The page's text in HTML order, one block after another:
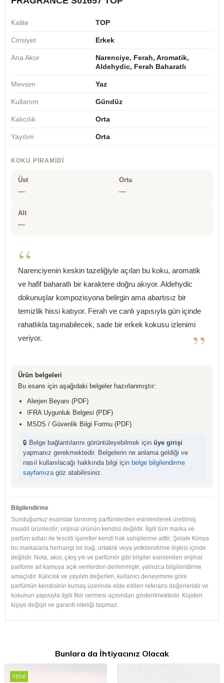
Kalite TOP
Cinsiyet Erkek
Ana Akor
Narenciye, Ferah, Aromatik,
Aldehydic, Ferah Baharatlı
Mevsim Yaz
Kullanım Gündüz
Kalıcılık Orta
Yayılım Orta
KOKU PIRAMIDI
Üst
—
Orta
—
Alt
—
“
Narenciyenin keskin tazeliğiyle açılan bu koku, aromatik
ve hafif baharatlı bir karaktere doğru akıyor. Aldehydic
dokunuşlar kompozisyona belirgin ama abartısız bir
temizlik hissi katıyor. Ferah ve canlı yapısıyla gün içinde
rahatlıkla taşınabilecek, sade bir erkek kokusu izlenimi
veriyor.
”
Ürün belgeleri
Bu esans için aşağıdaki belgeler hazırlanmıştır:
Alerjen Beyanı (PDF)
IFRA Uygunluk Belgesi (PDF)
MSDS / Güvenlik Bilgi Formu (PDF)
🔒 Belge bağlantılarını görüntüleyebilmek için üye girişi
yapmanız gerekmektedir. Belgelerin ne anlama geldiği ve
nasıl kullanılacağı hakkında bilgi için belge bilgilendirme
sayfamızagöz atabilirsiniz.
Bilgilendirme
Sunduğumuz esanslar tanınmış parfümlerden esinlenilerek üretilmiş
muadil ürünlerdir; orijinal ürünün kendisi değildir. İlgili tüm marka ve
parfüm adları ile tescilli işaretler kendi hak sahiplerine aittir; Şelale Kimya
bu markalarla herhangi bir bağ, ortaklık veya yetkilendirme ilişkisi içinde
değildir. Nota, akor, çıkış yılı ve parfümör gibi bilgiler esinlenilen orijinal
parfüme ait kamuya açık verilerden derlenmiştir, yalnızca bilgilendirme
amaçlıdır. Kalıcılık ve yayılım değerleri, kullanıcı deneyimine göre
parfümün kendisinin kumaş üzerinde elde edilen referans değerleridir ve
kokunun yapısıyla ilgili fikir vermesi açısından gösterilmektedir. Kişiden
kişiye değişir ve garanti niteliği taşımaz.
Bunlara da İhtiyacınız Olacak
YENI